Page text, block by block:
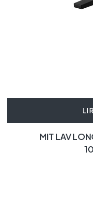
MIT LAV